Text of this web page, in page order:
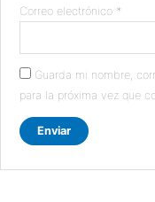
Correo electrónico *
Guarda mi nombre,
para la próxima vez que